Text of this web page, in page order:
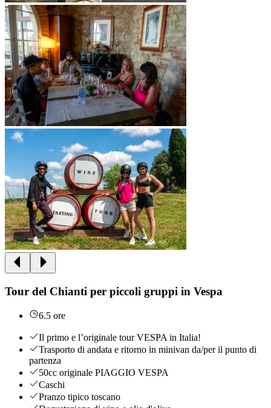
Tour del Chianti per piccoli gruppi in Vespa
6.5 ore
Il primo e l’originale tour VESPA in Italia!
Trasporto di andata e ritorno in minivan da/per il punto di
partenza
50cc originale PIAGGIO VESPA
Caschi
Pranzo tipico toscano